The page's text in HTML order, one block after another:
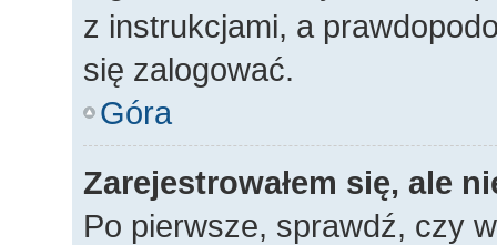
z instrukcjami, a
się zalogować.
Góra
Zarejestrowałem się, ale
Po pierwsze, sprawdź, czy